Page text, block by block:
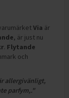
Via är
, är just nu
. Flytande
och
allergivänligt,
parfym,."